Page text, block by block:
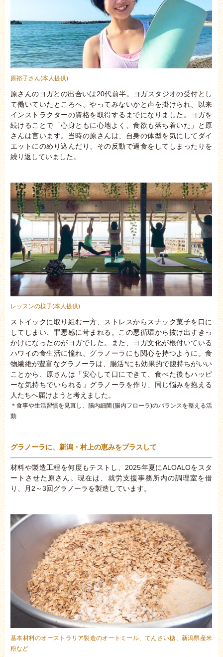
原裕子さん(本人提供)
原さんのヨガとの出合いは20代前半。ヨガスタジオの受付とし
て働いていたところへ、やってみないかと声を掛けられ、以来
インストラクターの資格を取得するまでになりました。ヨガを
続けることで「心身ともに心地よく、食欲も落ち着いた」と原
さんは言います。当時の原さんは、自身の体型を気にしてダイ
エットにのめり込んだり、その反動で過食をしてしまったりを
繰り返していました。
レッスンの様子(本人提供)
ストイックに取り組む一方、ストレスからスナック菓子を口に
してしまい、罪悪感に苛まれる。この悪循環から抜け出すきっ
かけになったのがヨガでした。また、ヨガ文化が根付いている
ハワイの食生活に憧れ、グラノーラにも関心を持つように。食
物繊維が豊富なグラノーラは、腸活*にも効果的で腹持ちがいい
ことから、原さんは「安心して口にできて、食べた後もハッピ
ーな気持ちでいられる」グラノーラを作り、同じ悩みを抱える
人たちへ届けようと考えました。
＊食事や生活習慣を見直し、腸内細菌(腸内フローラ)のバランスを整える活
動
グラノーラに、新潟・村上の恵みをプラスして
材料や製造工程を何度もテストし、2025年夏にALOALOをスタ
ートさせた原さん。現在は、就労支援事務所内の調理室を借
り、月2～3回グラノーラを製造しています。
基本材料のオーストラリア製造のオートミール、てんさい糖、新潟県産米
粉など